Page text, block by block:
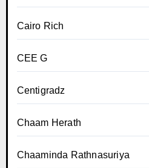
Cairo Rich
CEE G
Centigradz
Chaam Herath
Chaaminda Rathnasuriya